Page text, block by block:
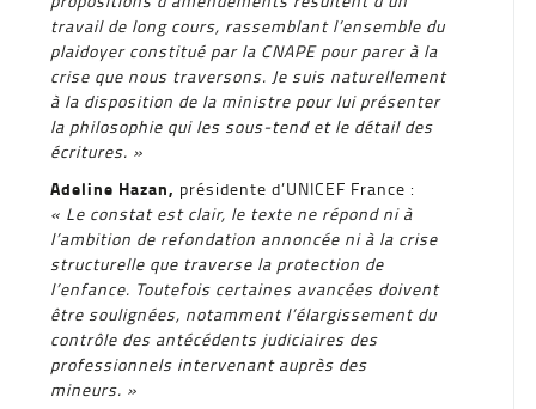
travail de long cours, rassemblant l’ensemble du
plaidoyer constitué par la CNAPE pour parer à la
crise que nous traversons. Je suis naturellement
à la disposition de la ministre pour lui présenter
la philosophie qui les sous-tend et le détail des
écritures. »
Adeline Hazan, présidente d’UNICEF France :
« Le constat est clair, le texte ne répond ni à
l’ambition de refondation annoncée ni à la crise
structurelle que traverse la protection de
l’enfance. Toutefois certaines avancées doivent
être soulignées, notamment l’élargissement du
contrôle des antécédents judiciaires des
professionnels intervenant auprès des
mineurs. »